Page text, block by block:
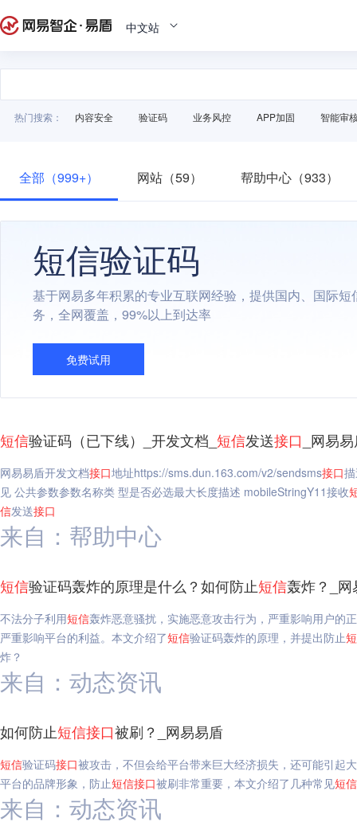
中文站
热门搜索： 内容安全 验证码 业务风控 APP加固 智能审
全部（999+） 网站（59） 帮助中心（933）
短信验证码
基于网易多年积累的专业互联网经验，提供国内、国际短
务，全网覆盖，99%以上到达率
免费试用
短信验证码（已下线）_开发文档_ 短信发送接口 _网易
网易易盾开发文档接口地址https://sms.dun.163.com/v2/sendsms接口
见 公共参数参数名称类 型是否必选最大长度描述 mobileStringY11接收
信发送接口
来自：帮助中心
短信验证码轰炸的原理是什么？如何防止短信轰炸？_网
不法分子利用短信轰炸恶意骚扰，实施恶意攻击行为，严重影响用户的
严重影响平台的利益。本文介绍了短信验证码轰炸的原理，并提出防止
炸？
来自：动态资讯
如何防止短信接口被刷？_网易易盾
短信验证码接口被攻击，不但会给平台带来巨大经济损失，还可能引起
平台的品牌形象，防止短信接口被刷非常重要，本文介绍了几种常见短信
来自：动态资讯